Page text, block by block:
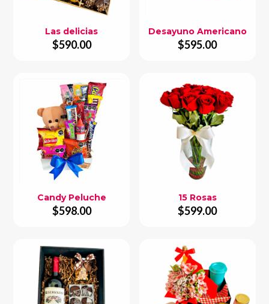
Las delicias
$590.00
Desayuno Americano
$595.00
Candy Peluche
$598.00
15 Rosas
$599.00